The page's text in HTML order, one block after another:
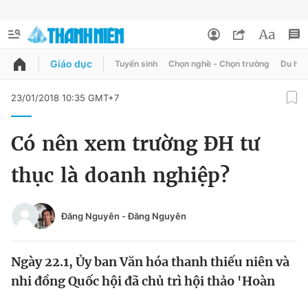
QUẢNG CÁO ĐẶT BÁO
Chào ngày mới Tin 24h
Tin thị trường Tin 360
Đổi mật khẩu
Tin đã lưu
Tin đã xem
Giáo dục Tuyển sinh Chọn nghề - Chọn trường Du học
23/01/2018 10:35 GMT+7
Có nên xem trường ĐH tư
thục là doanh nghiệp?
Đăng Nguyên - Đăng Nguyên
Ngày 22.1, Ủy ban Văn hóa thanh thiếu niên và
nhi đồng Quốc hội đã chủ trì hội thảo 'Hoàn